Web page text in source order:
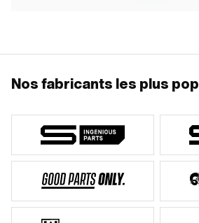
Nos fabricants les plus